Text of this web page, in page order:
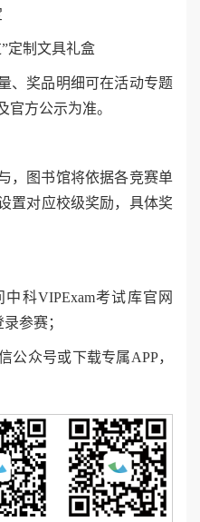
定制文具礼盒
、奖品明细可在活动专题
官方公示为准。
，图书馆将依据各竞赛单
置对应校级奖励，具体奖
科VIPExam考试库官网
参赛；
公众号或下载专属APP，